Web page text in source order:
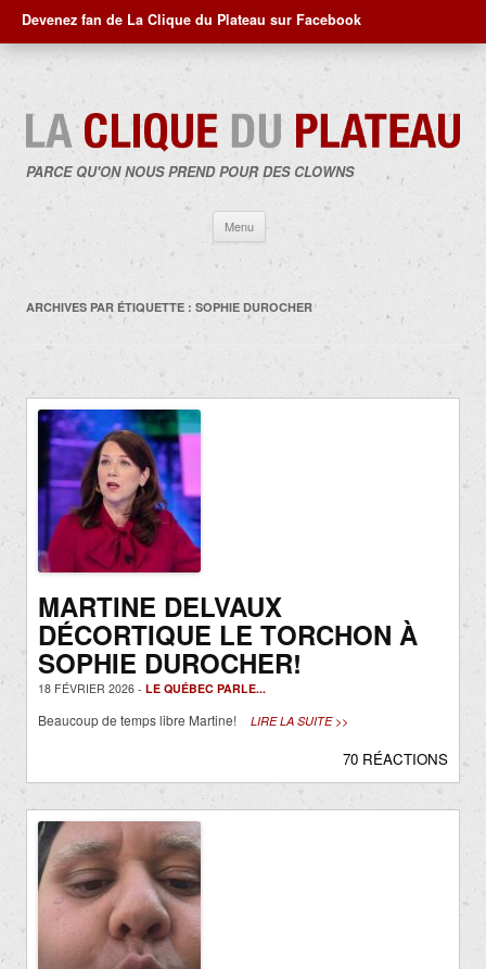
Devenez fan de La Clique du Plateau sur Facebook
PARCE QU'ON NOUS PREND POUR DES CLOWNS
Menu
contenu
ARCHIVES PAR ÉTIQUETTE : SOPHIE DUROCHER
MARTINE DELVAUX
DÉCORTIQUE LE TORCHON À
SOPHIE DUROCHER!
18 FÉVRIER 2026 - LE QUÉBEC PARLE...
Beaucoup de temps libre Martine! LIRE LA SUITE >>
70 RÉACTIONS